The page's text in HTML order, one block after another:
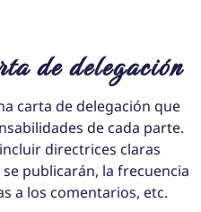
de delegación
carta de delegación que
de cada parte.
directrices claras
publicarán, la frecuencia
a los comentarios, etc.